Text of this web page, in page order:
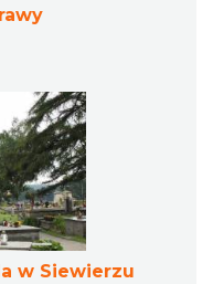
w Siewierzu